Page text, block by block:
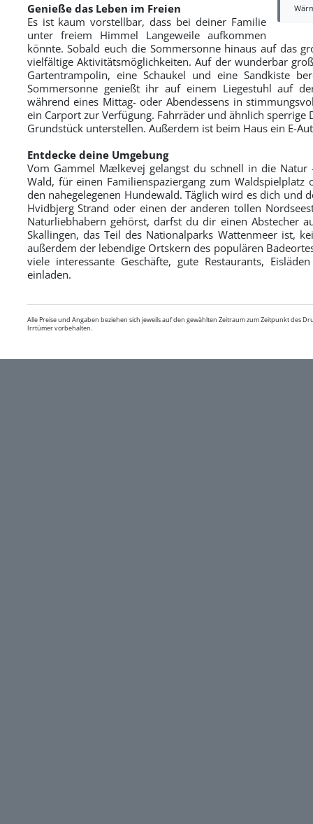
Genieße das Leben im Freien
Es ist kaum vorstellbar, dass bei deiner Familie
unter freiem Himmel Langeweile aufkommen
könnte. Sobald euch die Sommersonne hinaus auf das
vielfältige Aktivitätsmöglichkeiten. Auf der wunderbar
Gartentrampolin, eine Schaukel und eine Sandkiste
Sommersonne genießt ihr auf einem Liegestuhl auf
während eines Mittag- oder Abendessens in
ein Carport zur Verfügung. Fahrräder und ähnlich
Grundstück unterstellen. Außerdem ist beim Haus ein E-
Entdecke deine Umgebung
Vom Gammel Mælkevej gelangst du schnell in die
Wald, für einen Familienspaziergang zum
den nahegelegenen Hundewald. Täglich wird es dich und
Hvidbjerg Strand oder einen der anderen tollen
Naturliebhabern gehörst, darfst du dir einen Abstecher
Skallingen, das Teil des Nationalparks Wattenmeer ist,
außerdem der lebendige Ortskern des populären
viele interessante Geschäfte, gute Restaurants,
einladen.
Alle Preise und Angaben beziehen sich jeweils auf den gewählten Zeitraum zum Zeitpunkt des
Irrtümer vorbehalten.